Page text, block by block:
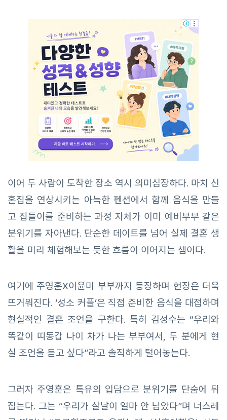
이어 두 사람이 도착한 장소 역시 의미심장하다. 마치 신
혼집을 연상시키는 아늑한 펜션에서 함께 음식을 만들
고 집들이를 준비하는 과정 자체가 이미 예비부부 같은
분위기를 자아낸다. 단순한 데이트를 넘어 실제 결혼 생
활을 미리 체험해보는 듯한 흐름이 이어지는 셈이다.
여기에 주영훈X이윤미 부부까지 등장하며 현장은 더욱
뜨거워진다. ‘성소 커플’은 직접 준비한 음식을 대접하며
현실적인 결혼 조언을 구한다. 특히 김성수는 “우리와
똑같이 띠동갑 나이 차가 나는 부부여서, 두 분에게 현
실 조언을 듣고 싶다”라고 솔직하게 털어놓는다.
그러자 주영훈은 특유의 입담으로 분위기를 단숨에 뒤
집는다. 그는 “우리가 살날이 얼마 안 남았다”며 너스레